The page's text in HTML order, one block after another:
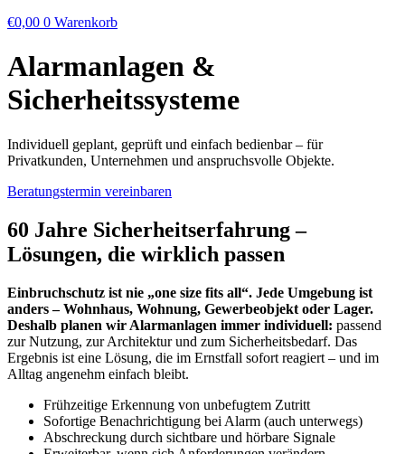
€0,00 0 Warenkorb
Alarmanlagen &
Sicherheitssysteme
Individuell geplant, geprüft und einfach bedienbar – für
Privatkunden, Unternehmen und anspruchsvolle Objekte.
Beratungstermin vereinbaren
60 Jahre Sicherheitserfahrung –
Lösungen, die wirklich passen
Einbruchschutz ist nie „one size fits all“. Jede Umgebung ist
anders – Wohnhaus, Wohnung, Gewerbeobjekt oder Lager.
Deshalb planen wir Alarmanlagen immer individuell: passend
zur Nutzung, zur Architektur und zum Sicherheitsbedarf. Das
Ergebnis ist eine Lösung, die im Ernstfall sofort reagiert – und im
Alltag angenehm einfach bleibt.
Frühzeitige Erkennung von unbefugtem Zutritt
Sofortige Benachrichtigung bei Alarm (auch unterwegs)
Abschreckung durch sichtbare und hörbare Signale